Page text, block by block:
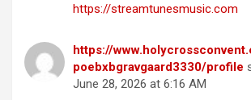
https://streamtunesmusic.com
https://
poebxbgravgaard3330/profile
June 28, 2026 at 6:16 AM